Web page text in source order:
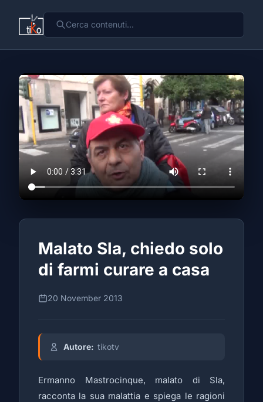
Malato Sla, chiedo solo
di farmi curare a casa
20 November 2013
Autore: tikotv
Ermanno Mastrocinque, malato di Sla,
racconta la sua malattia e spiega le ragioni